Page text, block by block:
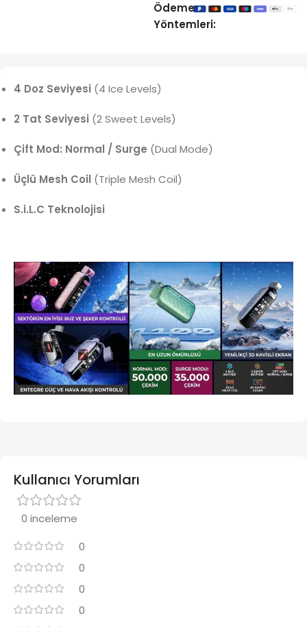
Ödeme
Yöntemleri:
4 Doz Seviyesi (4 Ice Levels)
2 Tat Seviyesi (2 Sweet Levels)
Çift Mod: Normal / Surge (Dual Mode)
Üçlü Mesh Coil (Triple Mesh Coil)
S.i.L.C Teknolojisi
Kullanıcı Yorumları
0 inceleme
0
0
0
0